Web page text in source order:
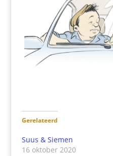
Gerelateerd
Suus & Siemen
16 oktober 2020